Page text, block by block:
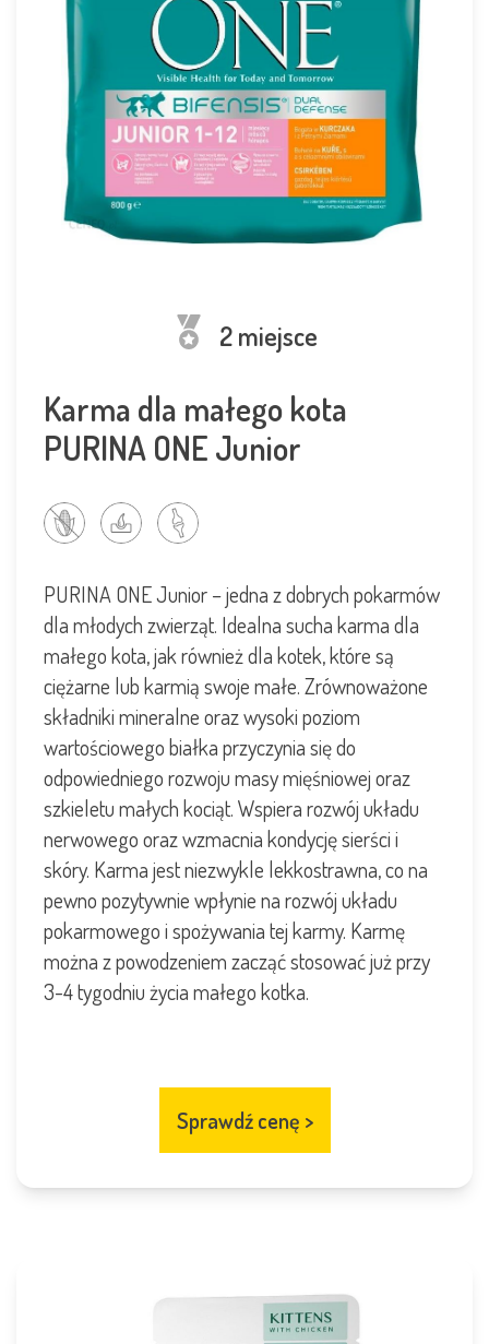
2 miejsce
Karma dla małego kota
PURINA ONE Junior
PURINA ONE Junior – jedna z dobrych pokarmów
dla młodych zwierząt. Idealna sucha karma dla
małego kota, jak również dla kotek, które są
ciężarne lub karmią swoje małe. Zrównoważone
składniki mineralne oraz wysoki poziom
wartościowego białka przyczynia się do
odpowiedniego rozwoju masy mięśniowej oraz
szkieletu małych kociąt. Wspiera rozwój układu
nerwowego oraz wzmacnia kondycję sierści i
skóry. Karma jest niezwykle lekkostrawna, co na
pewno pozytywnie wpłynie na rozwój układu
pokarmowego i spożywania tej karmy. Karmę
można z powodzeniem zacząć stosować już przy
3-4 tygodniu życia małego kotka.
Sprawdź cenę >